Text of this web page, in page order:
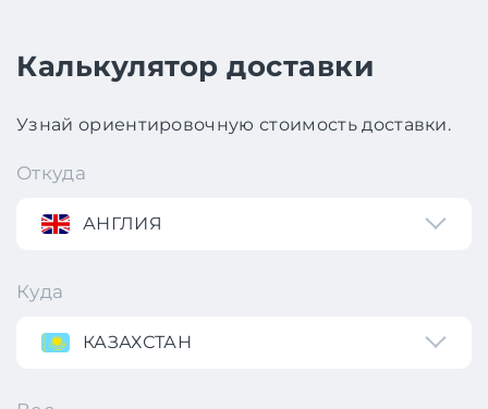
Калькулятор доставки
Узнай ориентировочную стоимость доставки.
Откуда
АНГЛИЯ
Куда
КАЗАХСТАН